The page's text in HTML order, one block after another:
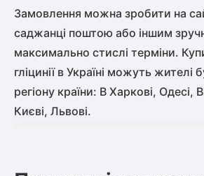
Замовлення можна зробити на
саджанці поштою або іншим
максимально стислі терміни.
гліцинії в Україні можуть жителі
регіону країни: В Харкові, Одесі,
Києві, Львові.